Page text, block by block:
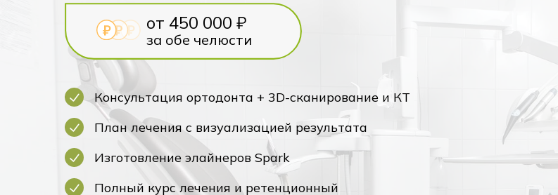
от 450 000 ₽
Полный курс лечения и ретенционный
Изготовление элайнеров Spark
План лечения с визуализацией результата
Консультация ортодонта + 3D-сканирование и КТ
за обе челюсти